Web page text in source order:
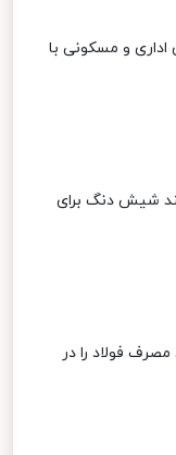
و مسکونی با
شیش دنگ برای
فولاد را در